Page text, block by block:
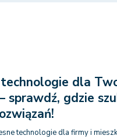
dla
sprawdź, gdzie
technologie dla firmy i